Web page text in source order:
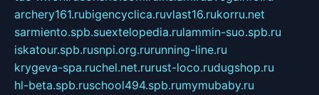
archery161.rubigencyclica.ruvlast16.rukorru.net
sarmiento.spb.suextelopedia.rulammin-suo.spb.ru
iskatour.spb.rusnpi.org.rurunning-line.ru
krygeva-spa.ruchel.net.rurust-loco.rudugshop.ru
hl-beta.spb.ruschool494.spb.rumymubaby.ru